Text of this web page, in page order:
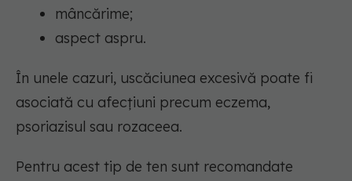
mâncărime;
aspect aspru.
În unele cazuri, uscăciunea excesivă poate fi
asociată cu afecțiuni precum eczema,
psoriazisul sau rozaceea.
Pentru acest tip de ten sunt recomandate